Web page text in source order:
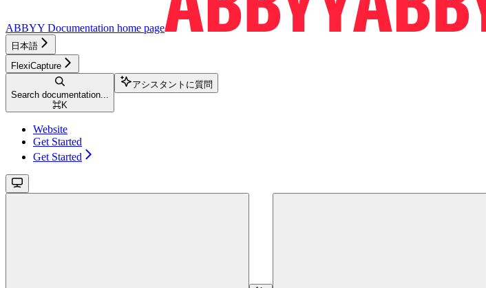
ABBYY Documentation home page
日本語
FlexiCapture
Search documentation...
⌘K
アシスタントに質問
Website
Get Started
Get Started